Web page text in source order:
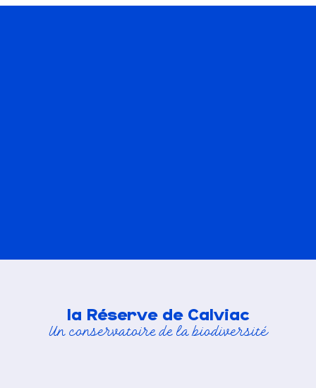
la Réserve de Calviac
Un conservatoire de la biodiversité